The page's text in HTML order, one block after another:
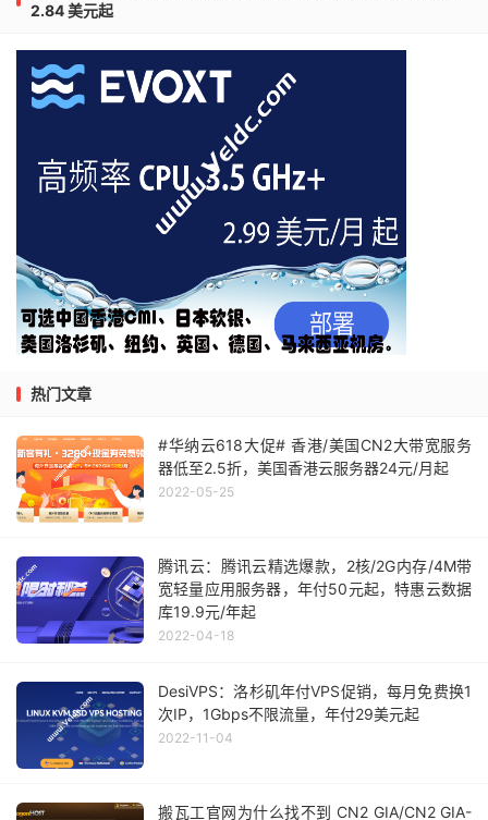
2.84 美元起
热门文章
#华纳云618大促# 香港/美国CN2大带宽服务
器低至2.5折，美国香港云服务器24元/月起
2022-05-25
腾讯云：腾讯云精选爆款，2核/2G内存/4M带
宽轻量应用服务器，年付50元起，特惠云数据
库19.9元/年起
2022-04-18
DesiVPS：洛杉矶年付VPS促销，每月免费换1
次IP，1Gbps不限流量，年付29美元起
2022-11-04
搬瓦工官网为什么找不到 CN2 GIA/CN2 GIA-